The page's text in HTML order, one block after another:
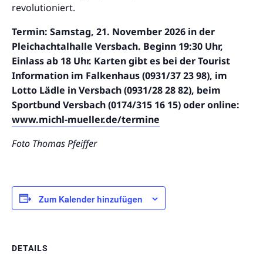
revolutioniert.
Termin: Samstag, 21. November 2026 in der
Pleichachtalhalle Versbach. Beginn 19:30 Uhr,
Einlass ab 18 Uhr. Karten gibt es bei der Tourist
Information im Falkenhaus (0931/37 23 98), im
Lotto Lädle in Versbach (0931/28 28 82), beim
Sportbund Versbach (0174/315 16 15) oder online:
www.michl-mueller.de/termine
Foto Thomas Pfeiffer
Zum Kalender hinzufügen
DETAILS